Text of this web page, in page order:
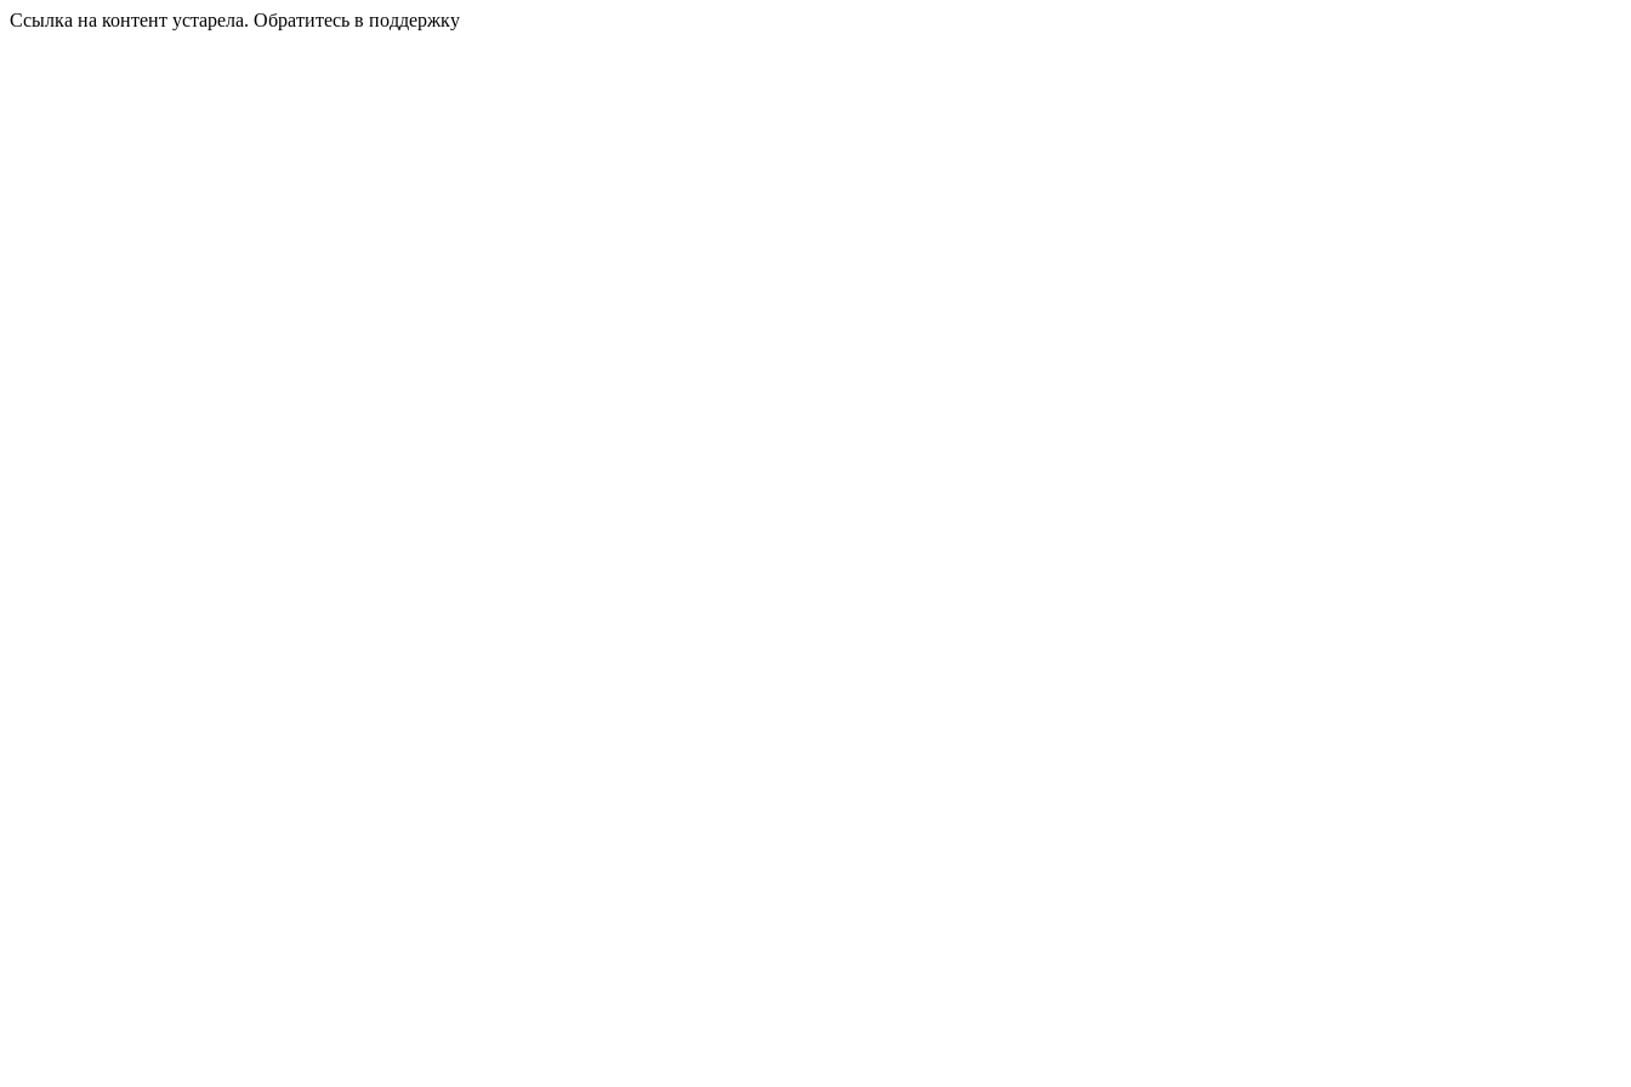
Ссылка на контент устарела. Обратитесь в поддержку